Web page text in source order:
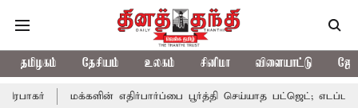
தமிழகம் தேசியம் உலகம் சினிமா விளையாட்டு
மக்களின் எதிர்பார்ப்பை பூர்த்தி செய்யாத பட்ஜெட்; எடப்பாடி பழனிசாமி